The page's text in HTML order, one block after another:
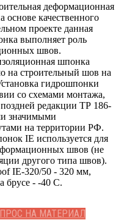
деформационная
основе качественного
проекте данная
выполняет роль
швов.
шпонка
на строительный шов на
гидрошпонки
со схемами монтажа,
редакции ТР 186-
значимыми
на территории РФ.
IE используется для
швов (не
другого типа швов).
IE-320/50 - 320 мм,
брусе - -40 С.
НА МАТЕРИАЛ